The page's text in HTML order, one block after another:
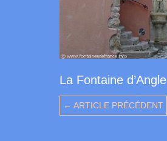
La Fontaine d’Angle
← ARTICLE PRÉCÉDENT